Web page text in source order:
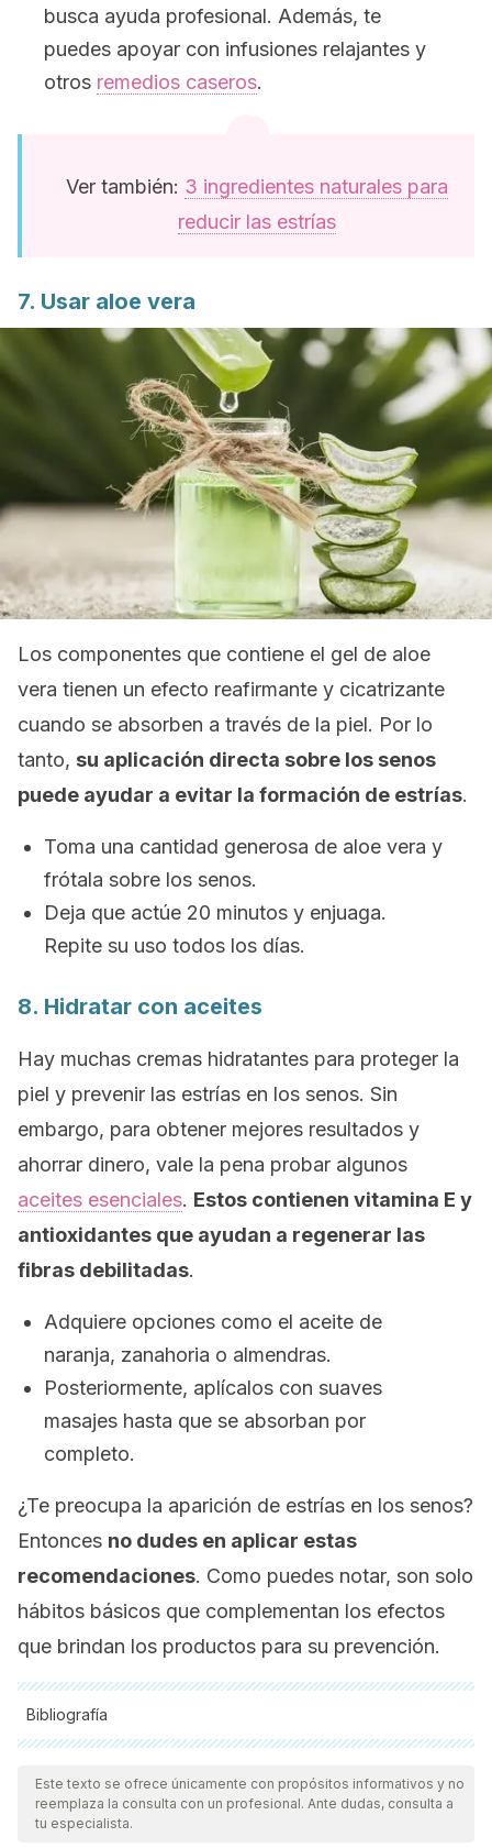
busca ayuda profesional. Además, te
puedes apoyar con infusiones relajantes y
otros remedios caseros.
Ver también: 3 ingredientes naturales para
reducir las estrías
7. Usar aloe vera
Los componentes que contiene el gel de aloe
vera tienen un efecto reafirmante y cicatrizante
cuando se absorben a través de la piel. Por lo
tanto, su aplicación directa sobre los senos
puede ayudar a evitar la formación de estrías.
Toma una cantidad generosa de aloe vera y
frótala sobre los senos.
Deja que actúe 20 minutos y enjuaga.
Repite su uso todos los días.
8. Hidratar con aceites
Hay muchas cremas hidratantes para proteger la
piel y prevenir las estrías en los senos. Sin
embargo, para obtener mejores resultados y
ahorrar dinero, vale la pena probar algunos
aceites esenciales. Estos contienen vitamina E y
antioxidantes que ayudan a regenerar las
fibras debilitadas.
Adquiere opciones como el aceite de
naranja, zanahoria o almendras.
Posteriormente, aplícalos con suaves
masajes hasta que se absorban por
completo.
¿Te preocupa la aparición de estrías en los senos?
Entonces no dudes en aplicar estas
recomendaciones. Como puedes notar, son solo
hábitos básicos que complementan los efectos
que brindan los productos para su prevención.
Bibliografía
Todas las fuentes citadas fueron revisadas a profundidad por
nuestro equipo, para asegurar su calidad, confiabilidad,
vigencia y validez.La bibliografía de este artículo fue
Este texto se ofrece únicamente con propósitos informativos y no
reemplaza la consulta con un profesional. Ante dudas, consulta a
tu especialista.